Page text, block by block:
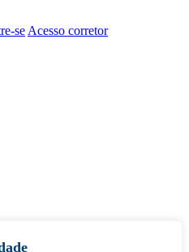
se Acesso corretor